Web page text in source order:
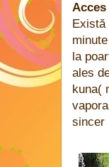
Există
la
ales
kuna(
sincer